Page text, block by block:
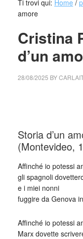
Ti trovi qui: Home /
amore
Cristina
d’un
28/08/2025 BY
Storia d’un
(Montevideo,
Affinché io potessi
gli spagnoli
e i miei nonni
fuggire da Genova
Affinché io potessi
Marx dovette